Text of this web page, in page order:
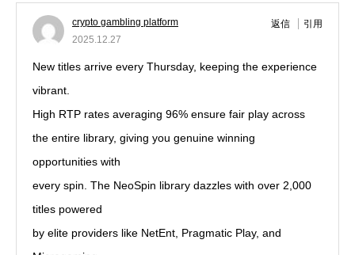
crypto gambling platform
2025.12.27
返信 引用
New titles arrive every Thursday, keeping the experience
vibrant.
High RTP rates averaging 96% ensure fair play across
the entire library, giving you genuine winning
opportunities with
every spin. The NeoSpin library dazzles with over 2,000
titles powered
by elite providers like NetEnt, Pragmatic Play, and